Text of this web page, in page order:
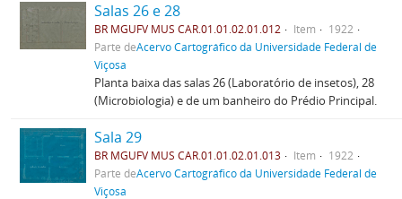
Salas 26 e 28
BR MGUFV MUS CAR.01.01.02.01.012 Item
1922
Parte deAcervo Cartográfico da Universidade Federal de
Viçosa
Planta baixa das salas 26 (Laboratório de insetos), 28
(Microbiologia) e de um banheiro do Prédio Principal.
Sala 29
BR MGUFV MUS CAR.01.01.02.01.013 Item
1922
Parte deAcervo Cartográfico da Universidade Federal de
Viçosa